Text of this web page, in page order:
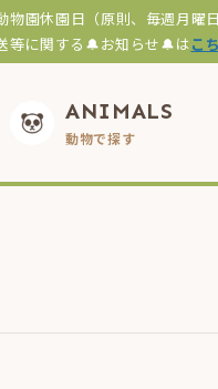
園休園日（原則、毎週月曜
等に関する🔔お知らせ🔔はこ
ANIMALS
動物で探す